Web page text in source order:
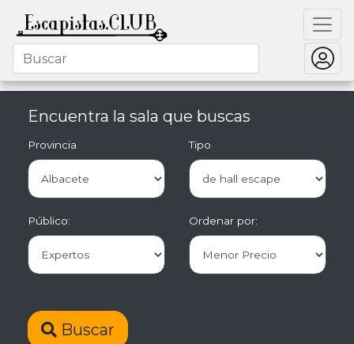
Encuentra la sala que buscas
Provincia Tipo
Público: Ordenar por:
Buscar